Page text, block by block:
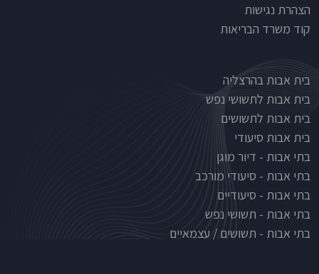
הצהרת נגישות
קוד משרד הבריאות
Nursinghouse type
בית אבות בהרצליה
בית אבות לתשושי נפש
בית אבות לתשושים
בית אבות סיעודי
בתי אבות - דיור מוגן
בתי אבות - סיעודי מורכב
בתי אבות - סיעודיים
בתי אבות - תשושי נפש
בתי אבות - תשושים / עצמאיים